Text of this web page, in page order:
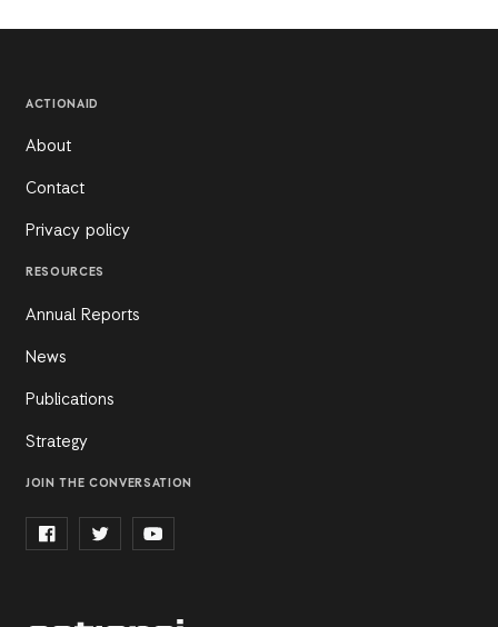
ACTIONAID
About
Contact
Privacy policy
RESOURCES
Annual Reports
News
Publications
Strategy
JOIN THE CONVERSATION